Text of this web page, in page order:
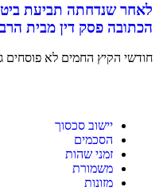
לאחר שנדחתה תביעת
הכתובה פסק דין מבית
חודשי הקיץ החמים לא פוסחים
יישוב סכסוך
הסכמים
זמני שהות
משמורת
מזונות